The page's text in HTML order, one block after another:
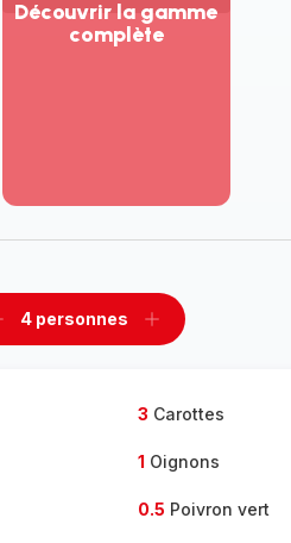
Découvrir la gamme
complète
complète
Supprimer
4 personnes
Ajouter
3 Carottes
1 Oignons
0.5 Poivron vert